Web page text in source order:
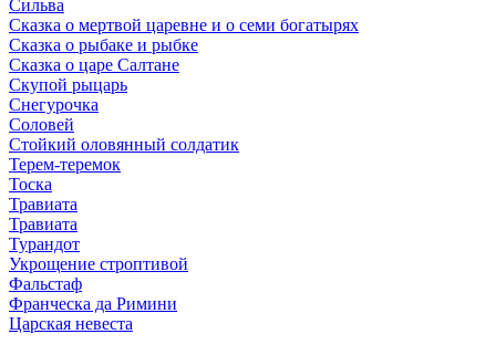
Сильва
Сказка о мертвой царевне и о семи богатырях
Сказка о рыбаке и рыбке
Сказка о царе Салтане
Скупой рыцарь
Снегурочка
Соловей
Стойкий оловянный солдатик
Терем-теремок
Тоска
Травиата
Травиата
Турандот
Укрощение строптивой
Фальстаф
Франческа да Римини
Царская невеста